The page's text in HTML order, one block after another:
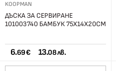
KOOPMAN
ДЪСКА ЗА СЕРВИРАНЕ
101003740 БАМБУК 75Х14Х20СМ
6.69 € 13.08 лв.